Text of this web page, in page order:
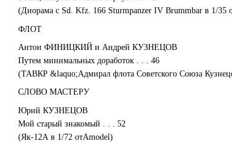
(Диорама с Sd. Kfz. 166 Sturmpanzer IV Brummbar в 1/35
ФЛОТ
Антон ФИНИЦКИЙ и Андрей КУЗНЕЦОВ
Путем минимальных доработок . . . 46
(ТАВКР &laquo;Адмирал флота Советского Союза
СЛОВО МАСТЕРУ
Юрий КУЗНЕЦОВ
Мой старый знакомый . . . 52
(Як-12А в 1/72 отAmodel)